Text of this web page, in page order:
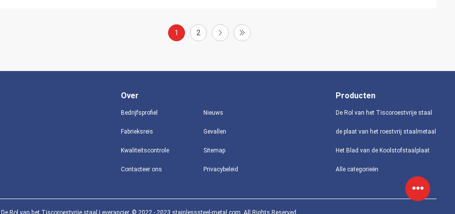
1 2
Over
Bedrijfsprofiel
Fabrieksreis
Kwaliteitscontrole
Contacteer ons
Nieuws
Gevallen
Sitemap
Privacybeleid
Producten
De Rol van het Tiscoroestvrije staal
de plaat van het roestvrij staalmetaal
Het Blad van de Koolstofstaalplaat
Alle categorieën
Rol van het Tiscoroestvrije staal Leverancier. © 2022 - 2023 stainlesssteel-metal.com. All Rights Reserved.